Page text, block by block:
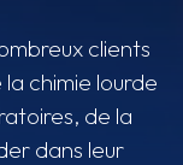
clients
chimie lourde
de la
dans leur